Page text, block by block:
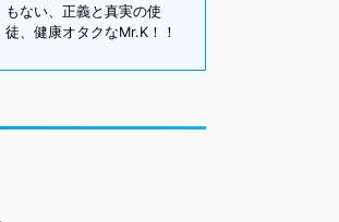
もない、正義と真実の使
徒、健康オタクなMr.K！！